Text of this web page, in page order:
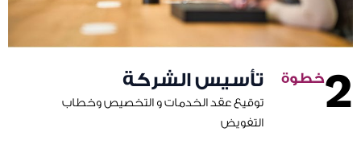
2 تأسيس الشركة
توقيع عقد الخدمات و التخصيص وخطاب
التفويض